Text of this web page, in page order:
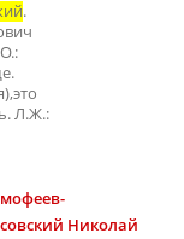
.
Л.Ж.:
Николай